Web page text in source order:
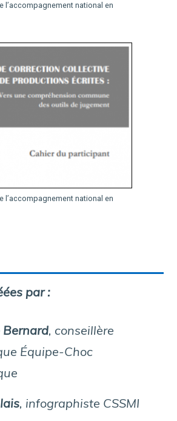
l’accompagnement national en
l’accompagnement national en
par :
Bernard, conseillère
Équipe-Choc
, infographiste CSSMI